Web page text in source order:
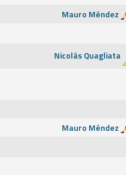
Mauro Méndez
Nicolás Quagliata
Mauro Méndez